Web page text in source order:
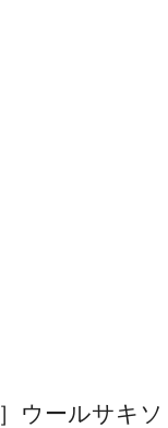
ウールサキソ